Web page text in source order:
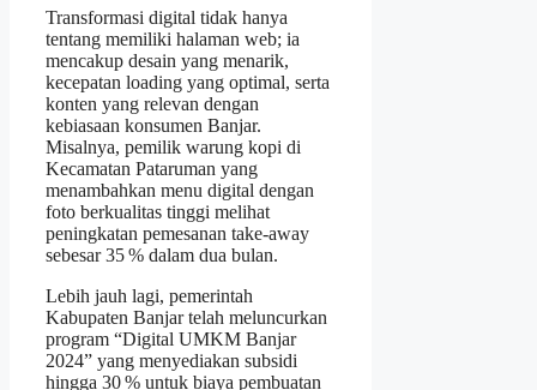
Transformasi digital tidak hanya
tentang memiliki halaman web; ia
mencakup desain yang menarik,
kecepatan loading yang optimal, serta
konten yang relevan dengan
kebiasaan konsumen Banjar.
Misalnya, pemilik warung kopi di
Kecamatan Pataruman yang
menambahkan menu digital dengan
foto berkualitas tinggi melihat
peningkatan pemesanan take‑away
sebesar 35 % dalam dua bulan.
Lebih jauh lagi, pemerintah
Kabupaten Banjar telah meluncurkan
program “Digital UMKM Banjar
2024” yang menyediakan subsidi
hingga 30 % untuk biaya pembuatan